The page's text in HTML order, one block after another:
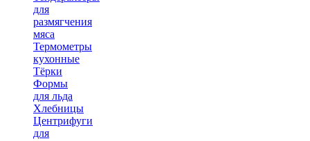
для
размягчения
мяса
Термометры
кухонные
Тёрки
Формы
для льда
Хлебницы
Центрифуги
для